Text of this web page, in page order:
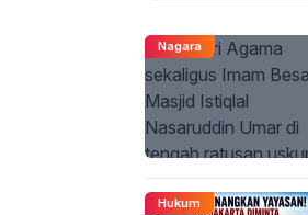
Nagara
Hukum